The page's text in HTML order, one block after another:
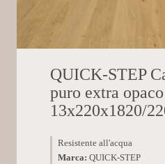
QUICK-STEP
puro extra opaco
13x220x1820/
Resistente all'acqua
Marca: QUICK-STEP